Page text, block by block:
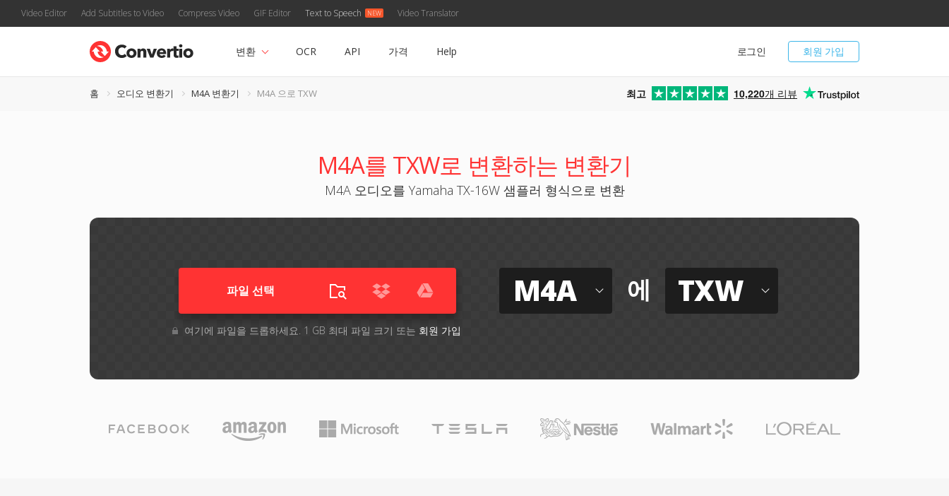
Video Editor Add Subtitles to Video Compress Video GIF Editor Text to Speech Video Translator
회원 가입
로그인
변환 OCR API 가격 Help
홈 오디오 변환기 M4A 변환기 M4A 으로 TXW 최고 10,220개 리뷰
M4A를 TXW로 변환하는 변환기
M4A 오디오를 Yamaha TX-16W 샘플러 형식으로 변환
파일 선택
여기에 파일을 드롭하세요. 1 GB 최대 파일 크기 또는 회원 가입
M4A 에 TXW